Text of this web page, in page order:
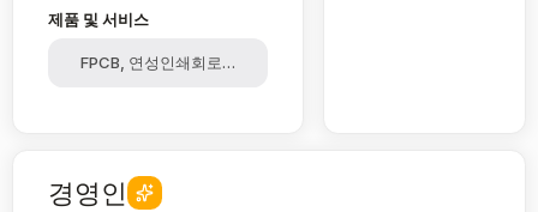
제품 및 서비스
FPCB, 연성인쇄회로기판, 필터
경영인